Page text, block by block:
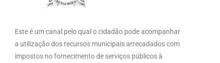
Este é um canal pelo qual o cidadão pode acompanhar
a utilização dos recursos municipais arrecadados com
impostos no fornecimento de serviços públicos à